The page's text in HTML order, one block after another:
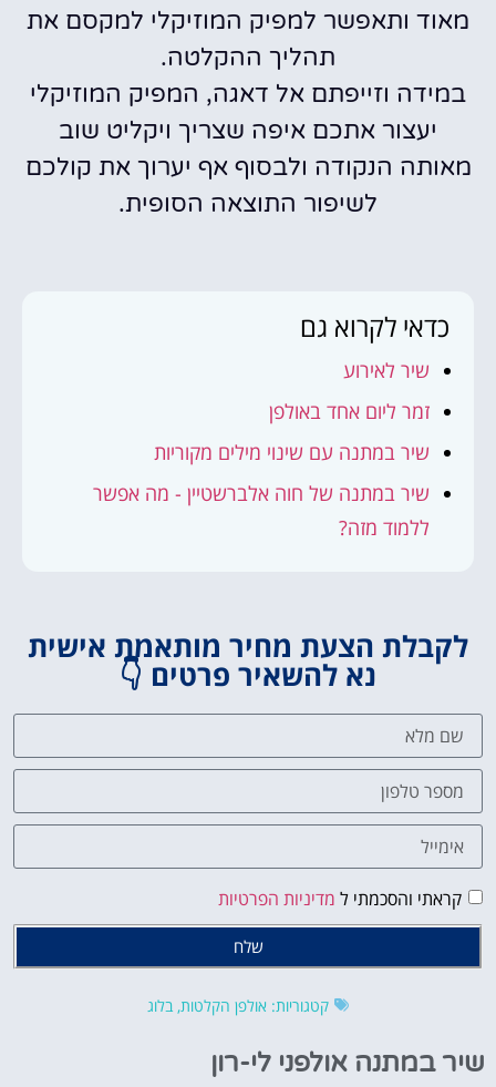
מאוד ותאפשר למפיק המוזיקלי למקסם את
תהליך ההקלטה.
במידה וזייפתם אל דאגה, המפיק המוזיקלי
יעצור אתכם איפה שצריך ויקליט שוב
מאותה הנקודה ולבסוף אף יערוך את קולכם
לשיפור התוצאה הסופית.
כדאי לקרוא גם
שיר לאירוע
זמר ליום אחד באולפן
שיר במתנה עם שינוי מילים מקוריות
שיר במתנה של חוה אלברשטיין - מה אפשר
ללמוד מזה?
לקבלת הצעת מחיר מותאמת אישית
נא להשאיר פרטים 👇
קראתי והסכמתי ל מדיניות הפרטיות
שלח
קטגוריות: אולפן הקלטות,בלוג
שיר במתנה אולפני לי-רון